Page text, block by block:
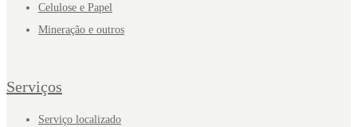
Celulose e Papel
Mineração e outros
Serviços
Serviço localizado